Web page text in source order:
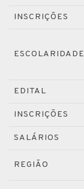
INSCRIÇÕES
ESCOLARIDADE
EDITAL
INSCRIÇÕES
SALÁRIOS
REGIÃO